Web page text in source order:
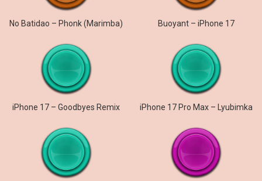
No Batidao – Phonk (Marimba) Buoyant – iPhone 17
iPhone 17 – Goodbyes Remix iPhone 17 Pro Max – Lyubimka